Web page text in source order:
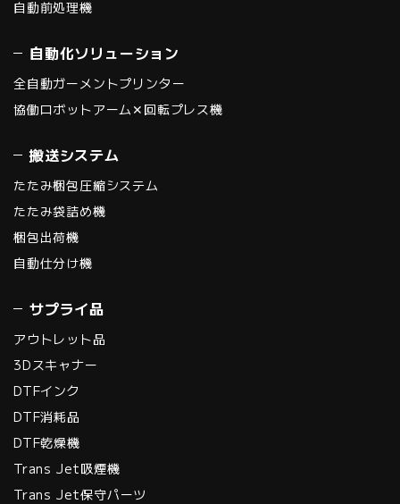
自動前処理機
自動化ソリューション
全自動ガーメントプリンター
協働ロボットアーム✕回転プレス機
搬送システム
たたみ梱包圧縮システム
たたみ袋詰め機
梱包出荷機
自動仕分け機
サプライ品
アウトレット品
3Dスキャナー
DTFインク
DTF消耗品
DTF乾燥機
Trans Jet吸煙機
Trans Jet保守パーツ